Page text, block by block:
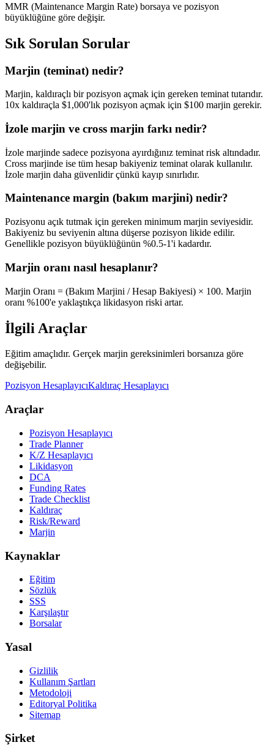
MMR (Maintenance Margin Rate) borsaya ve pozisyon
büyüklüğüne göre değişir.
Sık Sorulan Sorular
Marjin (teminat) nedir?
Marjin, kaldıraçlı bir pozisyon açmak için gereken teminat tutarıdır.
10x kaldıraçla $1,000'lık pozisyon açmak için $100 marjin gerekir.
İzole marjin ve cross marjin farkı nedir?
İzole marjinde sadece pozisyona ayırdığınız teminat risk altındadır.
Cross marjinde ise tüm hesap bakiyeniz teminat olarak kullanılır.
İzole marjin daha güvenlidir çünkü kayıp sınırlıdır.
Maintenance margin (bakım marjini) nedir?
Pozisyonu açık tutmak için gereken minimum marjin seviyesidir.
Bakiyeniz bu seviyenin altına düşerse pozisyon likide edilir.
Genellikle pozisyon büyüklüğünün %0.5-1'i kadardır.
Marjin oranı nasıl hesaplanır?
Marjin Oranı = (Bakım Marjini / Hesap Bakiyesi) × 100. Marjin
oranı %100'e yaklaştıkça likidasyon riski artar.
İlgili Araçlar
Eğitim amaçlıdır. Gerçek marjin gereksinimleri borsanıza göre
değişebilir.
Pozisyon HesaplayıcıKaldıraç Hesaplayıcı
Araçlar
Pozisyon Hesaplayıcı
Trade Planner
K/Z Hesaplayıcı
Likidasyon
DCA
Funding Rates
Trade Checklist
Kaldıraç
Risk/Reward
Marjin
Kaynaklar
Eğitim
Sözlük
SSS
Karşılaştır
Borsalar
Yasal
Gizlilik
Kullanım Şartları
Metodoloji
Editoryal Politika
Sitemap
Şirket